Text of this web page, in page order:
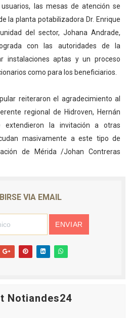
las mesas de atención se
la planta potabilizadora Dr. Enrique
del sector, Johana Andrade,
con las autoridades de la
instalaciones aptas y un proceso
como para los beneficiarios.
reiteraron el agradecimiento al
regional de Hidroven, Hernán
extendieron la invitación a otras
masivamente a este tipo de
de Mérida /Johan Contreras
VIA EMAIL
Notiandes24